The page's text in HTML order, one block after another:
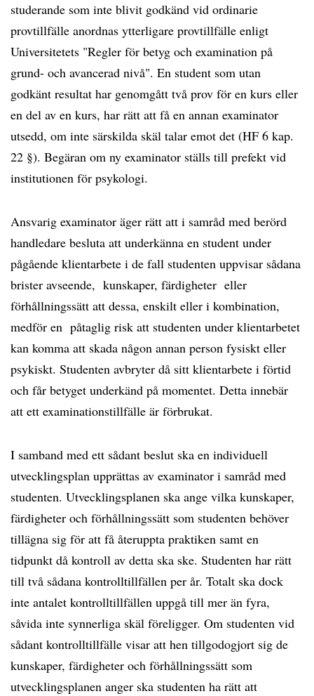
studerande som inte blivit godkänd vid ordinarie
provtillfälle anordnas ytterligare provtillfälle enligt
Universitetets "Regler för betyg och examination på
grund- och avancerad nivå". En student som utan
godkänt resultat har genomgått två prov för en kurs eller
en del av en kurs, har rätt att få en annan examinator
utsedd, om inte särskilda skäl talar emot det (HF 6 kap.
22 §). Begäran om ny examinator ställs till prefekt vid
institutionen för psykologi.
Ansvarig examinator äger rätt att i samråd med berörd
handledare besluta att underkänna en student under
pågående klientarbete i de fall studenten uppvisar sådana
brister avseende, kunskaper, färdigheter eller
förhållningssätt att dessa, enskilt eller i kombination,
medför en påtaglig risk att studenten under klientarbetet
kan komma att skada någon annan person fysiskt eller
psykiskt. Studenten avbryter då sitt klientarbete i förtid
och får betyget underkänd på momentet. Detta innebär
att ett examinationstillfälle är förbrukat.
I samband med ett sådant beslut ska en individuell
utvecklingsplan upprättas av examinator i samråd med
studenten. Utvecklingsplanen ska ange vilka kunskaper,
färdigheter och förhållningssätt som studenten behöver
tillägna sig för att få återuppta praktiken samt en
tidpunkt då kontroll av detta ska ske. Studenten har rätt
till två sådana kontrolltillfällen per år. Totalt ska dock
inte antalet kontrolltillfällen uppgå till mer än fyra,
såvida inte synnerliga skäl föreligger. Om studenten vid
sådant kontrolltillfälle visar att hen tillgodogjort sig de
kunskaper, färdigheter och förhållningssätt som
utvecklingsplanen anger ska studenten ha rätt att